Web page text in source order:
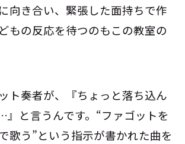
向き合い、緊張した面持ちで作
もの反応を待つのもこの教室の
ト奏者が、『ちょっと落ち込ん
と言うんです。“ファゴットを
歌う”という指示が書かれた曲を